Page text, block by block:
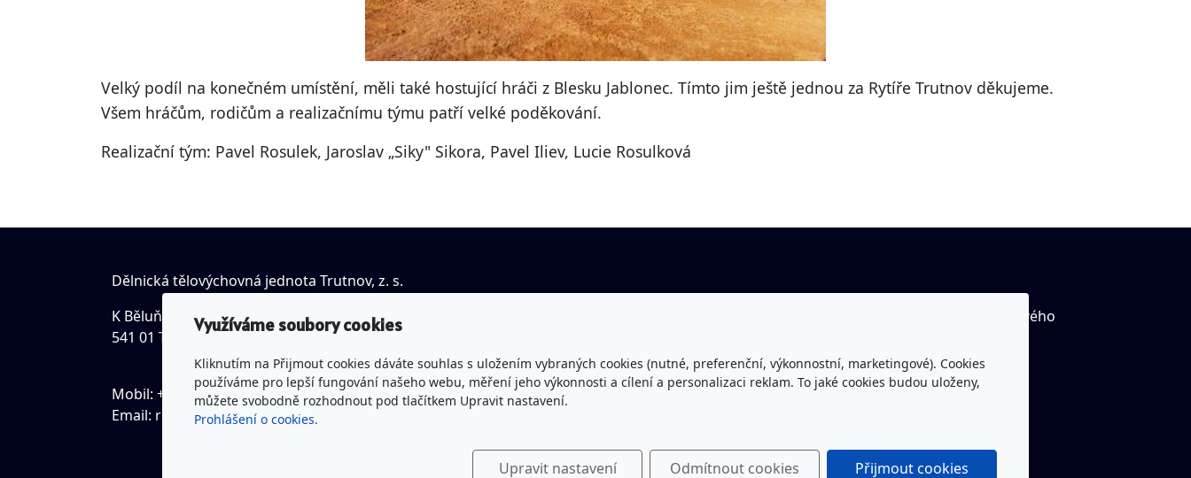
Velký podíl na konečném umístění, měli také hostující hráči z Blesku Jablonec. Tímto jim ještě jednou za Rytíře Trutnov děkujeme.
Všem hráčům, rodičům a realizačnímu týmu patří velké poděkování.
Realizační tým: Pavel Rosulek, Jaroslav „Siky" Sikora, Pavel Iliev, Lucie Rosulková
Dělnická tělovýchovná jednota Trutnov, z. s.
K Běluňce 18, Studenec
541 01 Trutnov
Mobil: +420 731 552 537
Email: romanklempir@seznam.cz
u Krajského soudu v Hradci Králové
Bankovní spojení: Česká spořitelna a.s.
Č.ú.: 1300332319/0800
Youtube kanál Rytíři Trutnov včetně živého
Facebook Rytíři Trutnov
Využíváme soubory cookies
Kliknutím na Přijmout cookies dáváte souhlas s uložením vybraných cookies (nutné, preferenční, výkonnostní, marketingové). Cookies
používáme pro lepší fungování našeho webu, měření jeho výkonnosti a cílení a personalizaci reklam. To jaké cookies budou uloženy,
můžete svobodně rozhodnout pod tlačítkem Upravit nastavení.
Prohlášení o cookies.
Upravit nastavení Odmítnout cookies Přijmout cookies